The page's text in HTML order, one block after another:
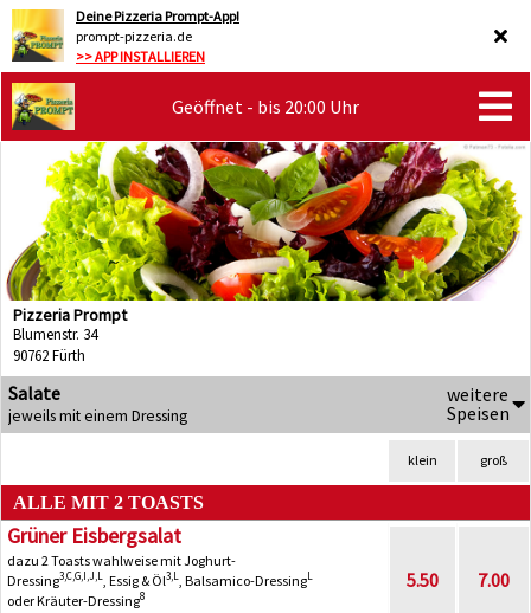
Deine Pizzeria Prompt-App!
prompt-pizzeria.de
>> APP INSTALLIEREN
Geöffnet - bis 20:00 Uhr
Pizzeria Prompt
Blumenstr. 34
90762 Fürth
Salate
jeweils mit einem Dressing
weitere
Speisen
klein groß
ALLE MIT 2 TOASTS
Grüner Eisbergsalat
dazu 2 Toasts wahlweise mit Joghurt-
Dressing3,C,G,I,J,L , Essig & Öl3,L , Balsamico-DressingL
oder Kräuter-Dressing8
5.50 7.00